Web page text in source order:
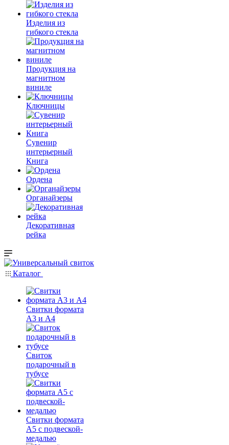
Изделия из
гибкого стекла
Продукция на
магнитном
виниле
Ключницы
Сувенир
интерьерный
Книга
Ордена
Органайзеры
Декоративная
рейка
Каталог
Свитки формата
А3 и А4
Свиток
подарочный в
тубусе
Свитки формата
А5 с подвеской-
медалью